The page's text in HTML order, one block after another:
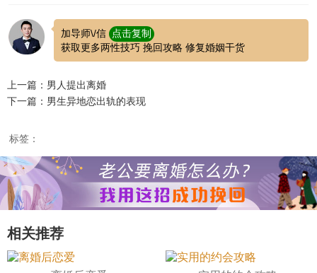
加导师\/信
点击复制
获取更多两性技巧 挽回攻略 修复婚姻干货
上一篇：男人提出离婚
下一篇：男生异地恋出轨的表现
标签：
相关推荐